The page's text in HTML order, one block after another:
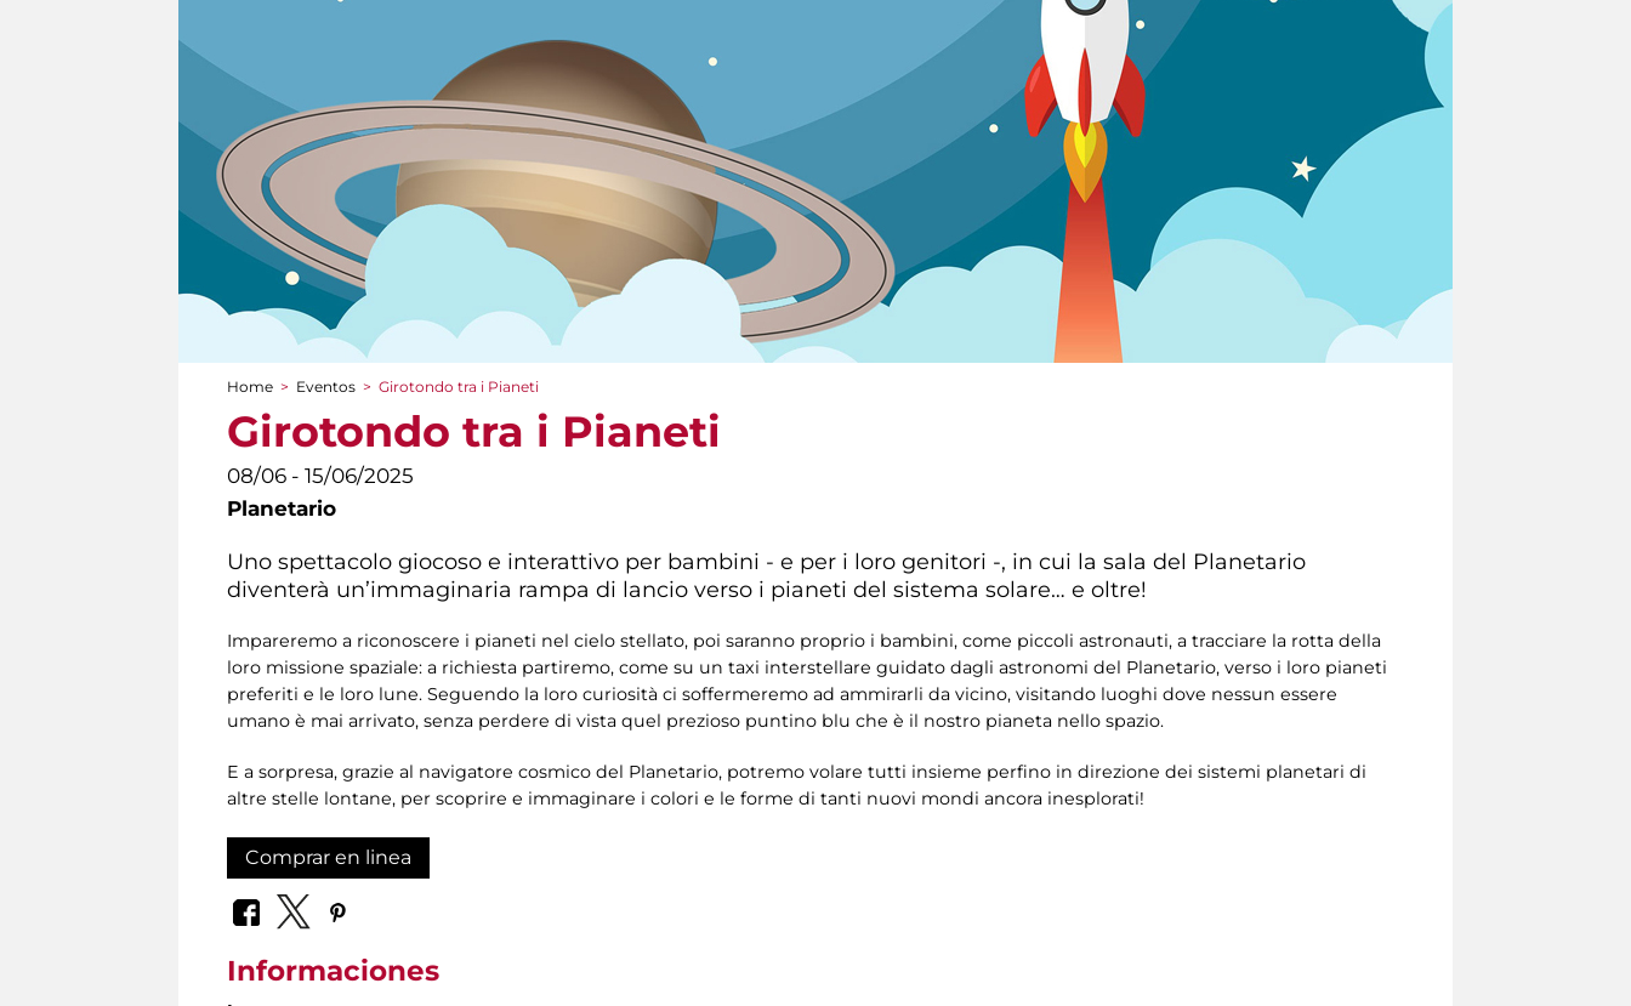
You are here
Home > Eventos > Girotondo tra i Pianeti
Girotondo tra i Pianeti
08/06 - 15/06/2025
Planetario
Uno spettacolo giocoso e interattivo per bambini - e per i loro genitori -, in cui la sala del Planetario
diventerà un’immaginaria rampa di lancio verso i pianeti del sistema solare… e oltre!
Impareremo a riconoscere i pianeti nel cielo stellato, poi saranno proprio i bambini, come piccoli astronauti, a tracciare la rotta della
loro missione spaziale: a richiesta partiremo, come su un taxi interstellare guidato dagli astronomi del Planetario, verso i loro pianeti
preferiti e le loro lune. Seguendo la loro curiosità ci soffermeremo ad ammirarli da vicino, visitando luoghi dove nessun essere
umano è mai arrivato, senza perdere di vista quel prezioso puntino blu che è il nostro pianeta nello spazio.
E a sorpresa, grazie al navigatore cosmico del Planetario, potremo volare tutti insieme perfino in direzione dei sistemi planetari di
altre stelle lontane, per scoprire e immaginare i colori e le forme di tanti nuovi mondi ancora inesplorati!
Comprar en linea
Informaciones